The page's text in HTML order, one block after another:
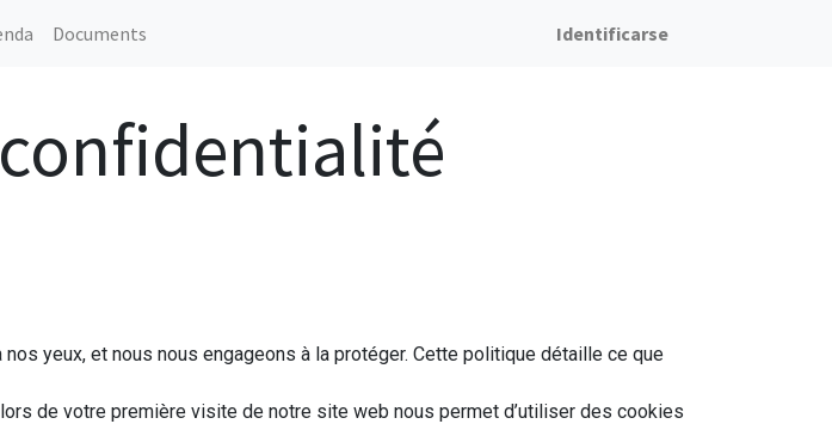
Documents Identificarse
yeux, et nous nous engageons à la protéger. Cette politique détaille ce que
de votre première visite de notre site web nous permet d’utiliser des cookies